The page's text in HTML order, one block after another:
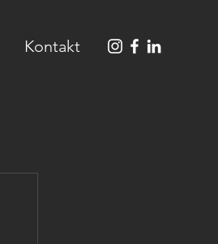
Kontakt